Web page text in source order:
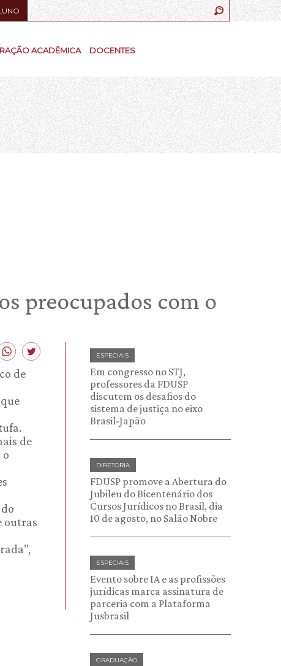
ACADÊMICA DOCENTES
preocupados com o
de
de
o
outras
ESPECIAIS
Em congresso no STJ,
professores da FDUSP
discutem os desafios do
sistema de justiça no eixo
Brasil-Japão
DIRETORIA
FDUSP promove a Abertura do
Jubileu do Bicentenário dos
Cursos Jurídicos no Brasil, dia
10 de agosto, no Salão Nobre
ESPECIAIS
Evento sobre IA e as profissões
jurídicas marca assinatura de
parceria com a Plataforma
Jusbrasil
GRADUAÇÃO